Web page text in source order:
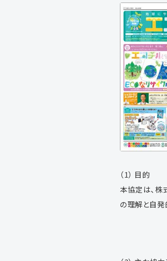
（1） 目的
本協定は、株
の理解と自発